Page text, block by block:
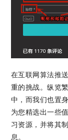
在互联网算法推
重的挑战。纵览
中，而我们也置
为您精选出一些
习资源，并将其
息。